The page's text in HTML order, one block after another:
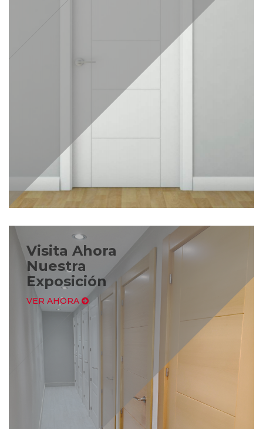
Visita Ahora
Nuestra
Exposición
VER AHORA